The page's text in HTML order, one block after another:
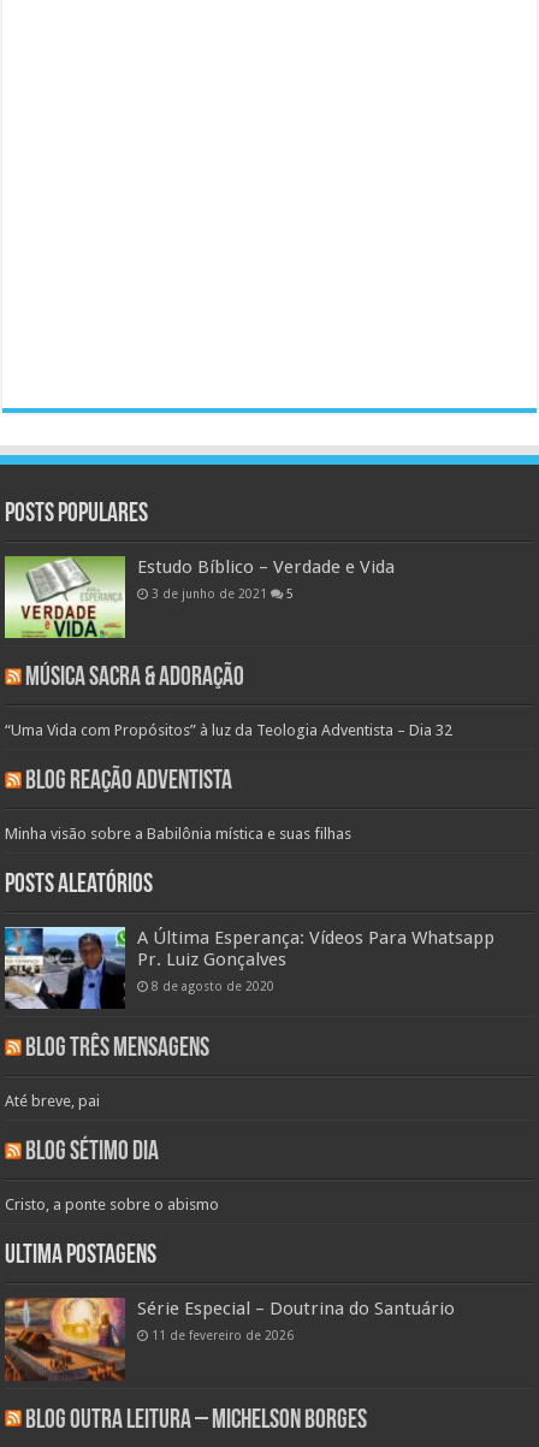
Posts populares
Estudo Bíblico – Verdade e Vida
3 de junho de 2021 5
Música Sacra & Adoração
“Uma Vida com Propósitos” à luz da Teologia Adventista – Dia 32
Blog Reação Adventista
Minha visão sobre a Babilônia mística e suas filhas
Posts aleatórios
A Última Esperança: Vídeos Para Whatsapp
Pr. Luiz Gonçalves
8 de agosto de 2020
Blog Três Mensagens
Até breve, pai
Blog Sétimo Dia
Cristo, a ponte sobre o abismo
Ultima Postagens
Série Especial – Doutrina do Santuário
11 de fevereiro de 2026
Blog Outra Leitura – Michelson Borges